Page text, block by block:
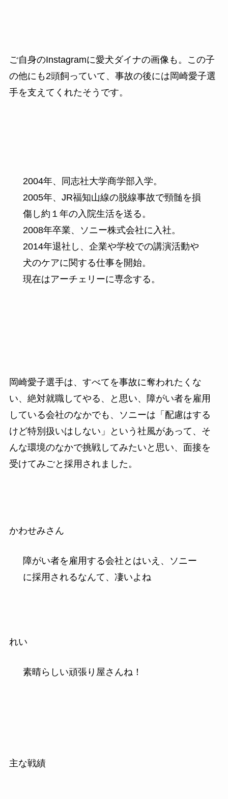
ご自身のInstagramに愛犬ダイナの画像も。この子
の他にも2頭飼っていて、事故の後には岡崎愛子選
手を支えてくれたそうです。
2004年、同志社大学商学部入学。
2005年、JR福知山線の脱線事故で頸髄を損
傷し約１年の入院生活を送る。
2008年卒業、ソニー株式会社に入社。
2014年退社し、企業や学校での講演活動や
犬のケアに関する仕事を開始。
現在はアーチェリーに専念する。
岡崎愛子選手は、すべてを事故に奪われたくな
い、絶対就職してやる、と思い、障がい者を雇用
している会社のなかでも、ソニーは「配慮はする
けど特別扱いはしない」という社風があって、そ
んな環境のなかで挑戦してみたいと思い、面接を
受けてみごと採用されました。
かわせみさん
障がい者を雇用する会社とはいえ、ソニー
に採用されるなんて、凄いよね
れい
素晴らしい頑張り屋さんね！
主な戦績